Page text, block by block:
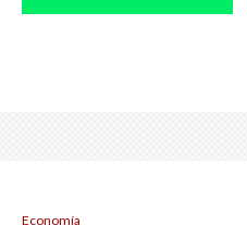
Economía